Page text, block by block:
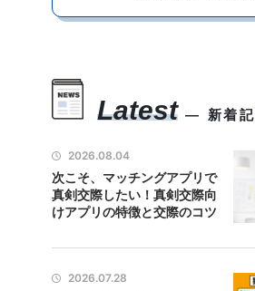
Latest ― 新着
2026.08.04
次こそ、マッチングアプリで
真剣交際したい！真剣交際向
けアプリの特徴と交際のコツ
2026.07.28